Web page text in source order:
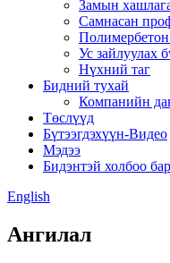
Замын
Самнасан
Полимербетон
Ус зайлуулах
Нүхний таг
Бидний тухай
Компанийн
Төслүүд
Бүтээгдэхүүн-Видео
Мэдээ
Бидэнтэй холбоо
English
Ангилал